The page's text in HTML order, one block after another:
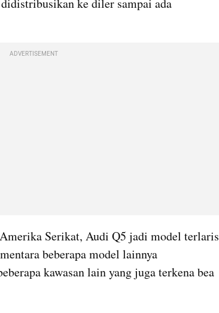
ADVERTISEMENT
Serikat, Audi Q5 jadi model terlaris
beberapa model lainnya
kawasan lain yang juga terkena bea